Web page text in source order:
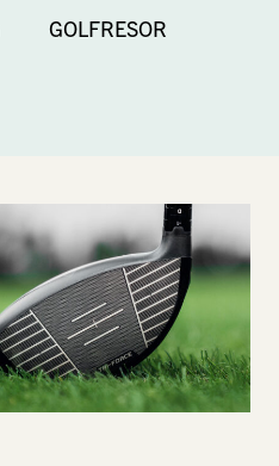
GOLFRESOR